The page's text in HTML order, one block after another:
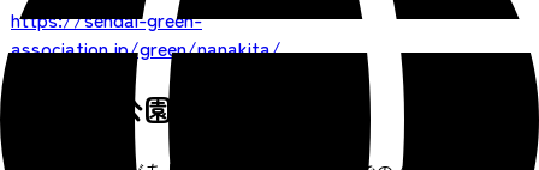
https://sendai-green-
association.jp/green/nanakita/
七北田公園の楽しみ方